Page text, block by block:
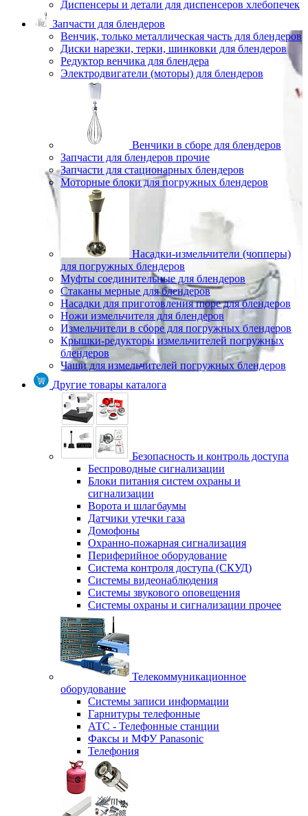
Диспенсеры и детали для диспенсеров хлебопечек
Запчасти для блендеров
Венчик, только металлическая часть для блендеров
Диски нарезки, терки, шинковки для блендеров
Редуктор венчика для блендера
Электродвигатели (моторы) для блендеров
Венчики в сборе для блендеров
Запчасти для блендеров прочие
Запчасти для стационарных блендеров
Моторные блоки для погружных блендеров
Насадки-измельчители (чопперы)
для погружных блендеров
Муфты соединительные для блендеров
Стаканы мерные для блендеров
Насадки для приготовления пюре для блендеров
Ножи измельчителя для блендеров
Измельчители в сборе для погружных блендеров
Крышки-редукторы измельчителей погружных
блендеров
Чаши для измельчителей погружных блендеров
Другие товары каталога
Безопасность и контроль доступа
Беспроводные сигнализации
Блоки питания систем охраны и
сигнализации
Ворота и шлагбаумы
Датчики утечки газа
Домофоны
Охранно-пожарная сигнализация
Периферийное оборудование
Система контроля доступа (СКУД)
Системы видеонаблюдения
Системы звукового оповещения
Системы охраны и сигнализации прочее
Телекоммуникационное
оборудование
Системы записи информации
Гарнитуры телефонные
АТС - Телефонные станции
Факсы и МФУ Panasonic
Телефония